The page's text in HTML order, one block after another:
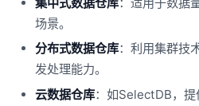
场景。
分布式数据仓库：利用集群技
发处理能力。
云数据仓库：如SelectDB，